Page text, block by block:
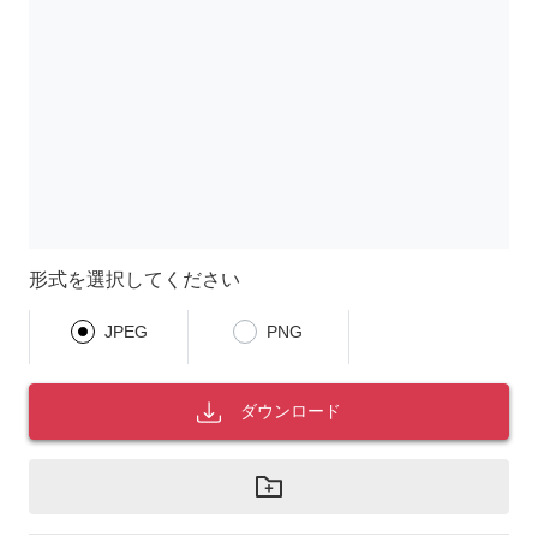
形式を選択してください
JPEG PNG
ダウンロード